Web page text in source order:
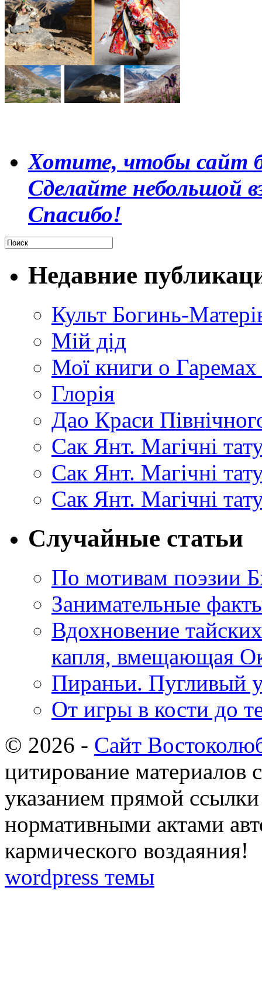
Хотите, чтобы сайт
Сделайте небольшой
Спасибо!
Недавние
Культ Богинь-
Мій дід
Мої книги о
Глорія
Дао Краси
Сак Янт. Магічні
Сак Янт. Магічні
Сак Янт. Магічні
Случайные статьи
По мотивам поэзии
Занимательные
Вдохновение
капля, вмещающая
Пираньи. Пугливый
От игры в кости до
© 2026 - Сайт
цитирование материалов
указанием прямой
нормативными актами
кармического воздаяния!
wordpress темы